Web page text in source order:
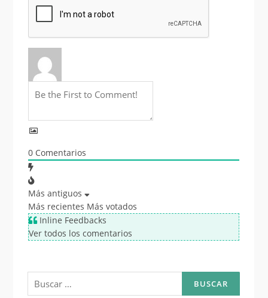
0Comentarios
Más antiguos
Más recientes Más votados
Inline Feedbacks
Ver todos los comentarios
Buscar: